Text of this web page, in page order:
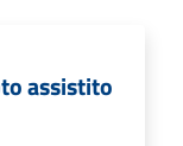
assistito